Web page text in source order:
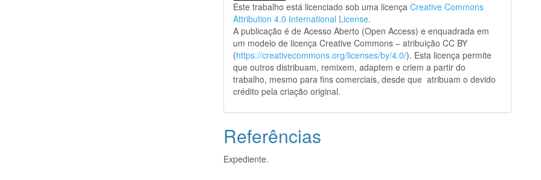
Este trabalho está licenciado sob uma licençaCreative Commons
Attribution 4.0 International License.
A publicação é de Acesso Aberto (Open Access) e enquadrada em
um modelo de licença Creative Commons – atribuição CC BY
(https://creativecommons.org/licenses/by/4.0/). Esta licença permite
que outros distribuam, remixem, adaptem e criem a partir do
trabalho, mesmo para fins comerciais, desde que atribuam o devido
crédito pela criação original.
Referências
Expediente.